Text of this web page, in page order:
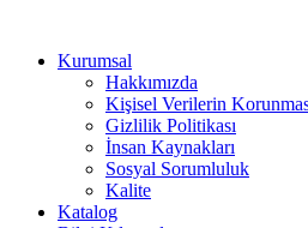
Kurumsal
Hakkımızda
Kişisel Verilerin
Gizlilik Politikası
İnsan Kaynakları
Sosyal Sorumluluk
Kalite
Katalog